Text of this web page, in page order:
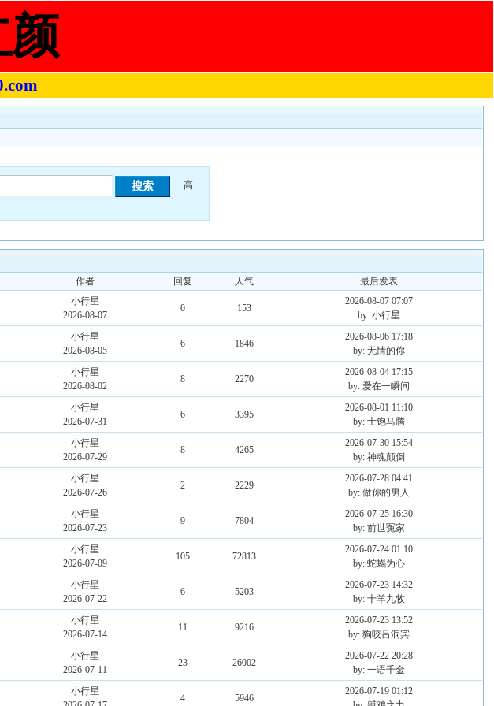
颜
高
作者 回复 人气 最后发表
小行星
2026-08-07
0 153
2026-08-07 07:07
by: 小行星
小行星
2026-08-05
6 1846
2026-08-06 17:18
by: 无情的你
小行星
2026-08-02
8 2270
2026-08-04 17:15
by: 爱在一瞬间
小行星
2026-07-31
6 3395
2026-08-01 11:10
by: 士饱马腾
小行星
2026-07-29
8 4265
2026-07-30 15:54
by: 神魂颠倒
小行星
2026-07-26
2 2229
2026-07-28 04:41
by: 做你的男人
小行星
2026-07-23
9 7804
2026-07-25 16:30
by: 前世冤家
小行星
2026-07-09
105 72813
2026-07-24 01:10
by: 蛇蝎为心
小行星
2026-07-22
6 5203
2026-07-23 14:32
by: 十羊九牧
小行星
2026-07-14
11 9216
2026-07-23 13:52
by: 狗咬吕洞宾
小行星
2026-07-11
23 26002
2026-07-22 20:28
by: 一语千金
小行星
4 5946
2026-07-19 01:12